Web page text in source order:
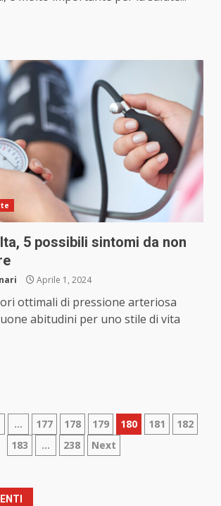
5 possibili sintomi da non
Aprile 1, 2024
ottimali di pressione arteriosa
abitudini per uno stile di vita
… 177 178 179 180 181
182
183
… 238 Next